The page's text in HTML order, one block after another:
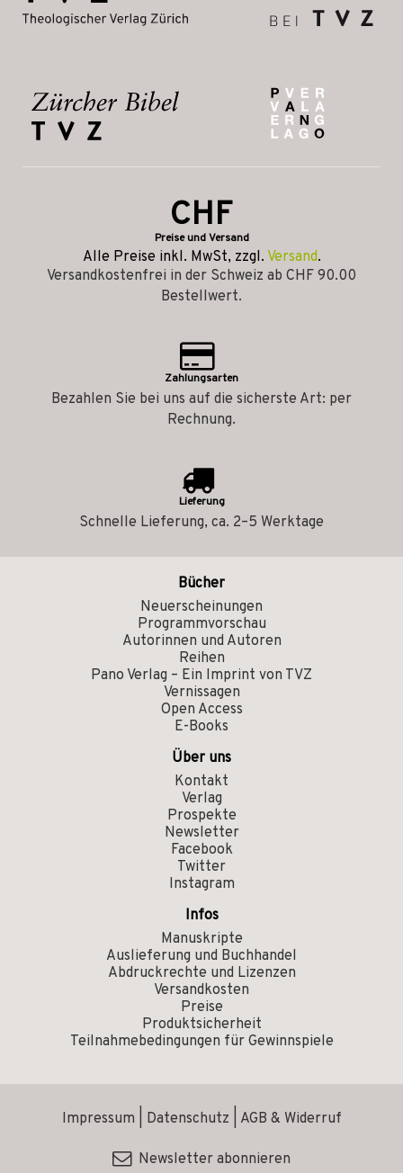
CHF
Preise und Versand
Alle Preise inkl. MwSt, zzgl. Versand.
Versandkostenfrei in der Schweiz ab CHF 90.00
Bestellwert.
Zahlungsarten
Bezahlen Sie bei uns auf die sicherste Art: per
Rechnung.
Lieferung
Schnelle Lieferung, ca. 2–5 Werktage
Bücher
Neuerscheinungen
Programmvorschau
Autorinnen und Autoren
Reihen
Pano Verlag – Ein Imprint von TVZ
Vernissagen
Open Access
E-Books
Über uns
Kontakt
Verlag
Prospekte
Newsletter
Facebook
Twitter
Instagram
Infos
Manuskripte
Auslieferung und Buchhandel
Abdruckrechte und Lizenzen
Versandkosten
Preise
Produktsicherheit
Teilnahmebedingungen für Gewinnspiele
Impressum Datenschutz AGB & Widerruf
Newsletter abonnieren